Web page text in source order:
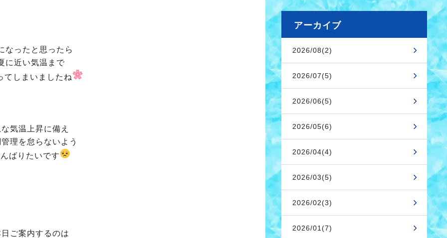
なったと思ったら
に近い気温まで
てしまいましたね
気温上昇に備え
理を怠らないよう
ばりたいです
ご案内するのは
アーカイブ
2026/08(2)
2026/07(5)
2026/06(5)
2026/05(6)
2026/04(4)
2026/03(5)
2026/02(3)
2026/01(7)